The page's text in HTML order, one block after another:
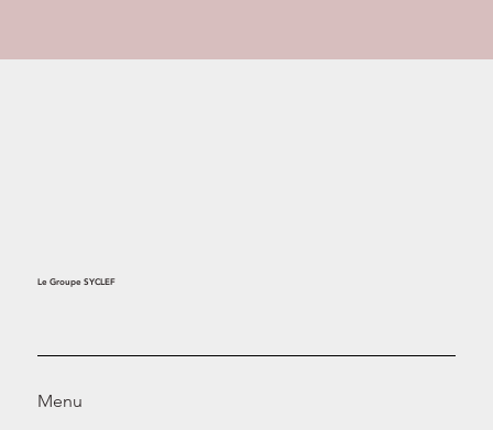
Le Groupe SYCLEF
Menu